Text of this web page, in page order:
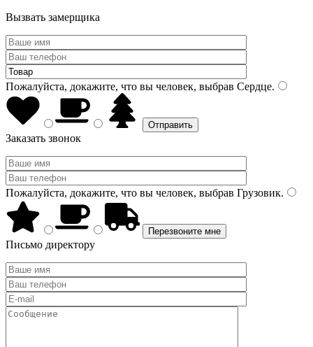
Вызвать замерщика
Пожалуйста, докажите, что вы человек, выбрав Сердце.
Заказать звонок
Пожалуйста, докажите, что вы человек, выбрав Грузовик.
Письмо директору